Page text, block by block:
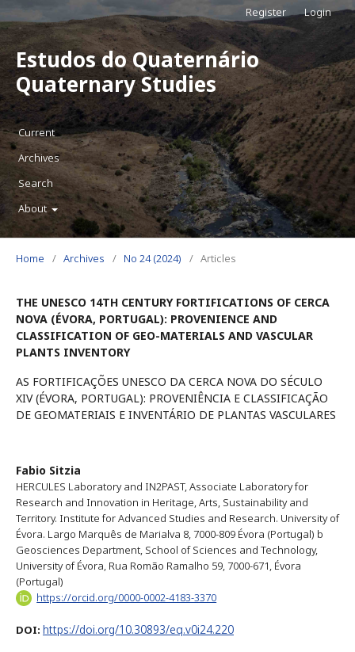
Estudos do Quaternário
Quaternary Studies
Current
Archives
Search
About
Register Login
Home / Archives / No 24 (2024) / Articles
THE UNESCO 14TH CENTURY FORTIFICATIONS OF CERCA
NOVA (ÉVORA, PORTUGAL): PROVENIENCE AND
CLASSIFICATION OF GEO-MATERIALS AND VASCULAR
PLANTS INVENTORY
AS FORTIFICAÇÕES UNESCO DA CERCA NOVA DO SÉCULO
XIV (ÉVORA, PORTUGAL): PROVENIÊNCIA E CLASSIFICAÇÃO
DE GEOMATERIAIS E INVENTÁRIO DE PLANTAS VASCULARES
Fabio Sitzia
HERCULES Laboratory and IN2PAST, Associate Laboratory for
Research and Innovation in Heritage, Arts, Sustainability and
Territory. Institute for Advanced Studies and Research. University of
Évora. Largo Marquês de Marialva 8, 7000-809 Évora (Portugal) b
Geosciences Department, School of Sciences and Technology,
University of Évora, Rua Romão Ramalho 59, 7000-671, Évora
(Portugal)
https://orcid.org/0000-0002-4183-3370
DOI: https://doi.org/10.30893/eq.v0i24.220